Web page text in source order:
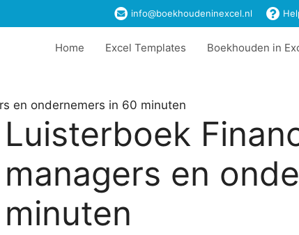
info@boekhoudeninexcel.nl
Home Excel Templates Boekhouden in
en ondernemers in 60 minuten
Luisterboek
managers en
minuten